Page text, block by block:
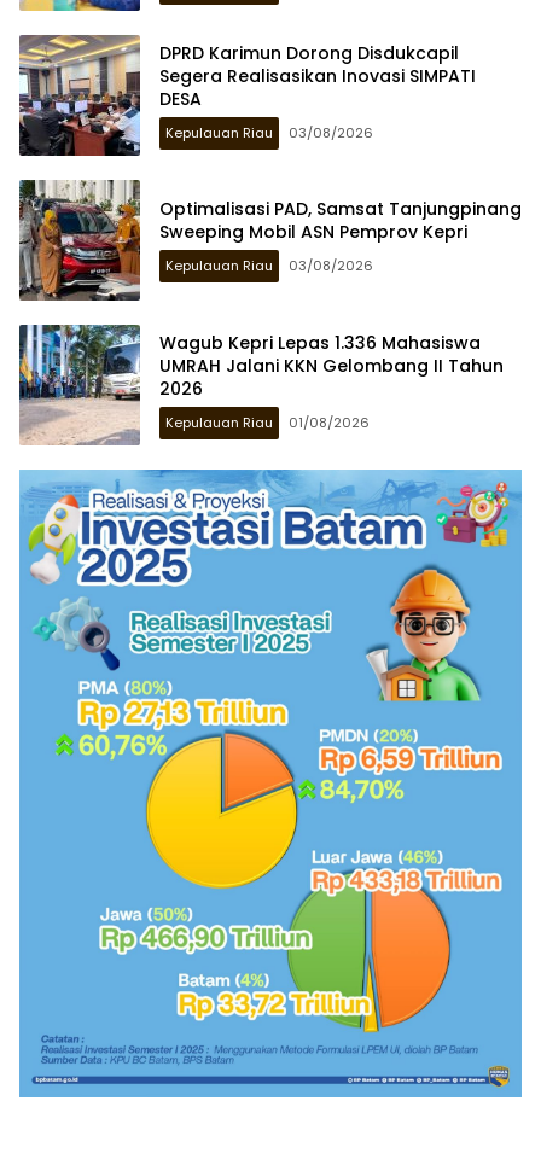
DPRD Karimun Dorong Disdukcapil
Segera Realisasikan Inovasi SIMPATI
DESA
Kepulauan Riau 03/08/2026
Optimalisasi PAD, Samsat Tanjungpinang
Sweeping Mobil ASN Pemprov Kepri
Kepulauan Riau 03/08/2026
Wagub Kepri Lepas 1.336 Mahasiswa
UMRAH Jalani KKN Gelombang II Tahun
2026
Kepulauan Riau 01/08/2026